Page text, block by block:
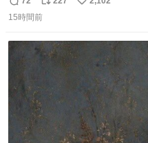
「助けて」という声。祖母
返
信
リ
ポ
ト
い
15時間前